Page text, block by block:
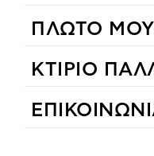
ΠΛΩΤΟ
ΚΤΙΡΙΟ